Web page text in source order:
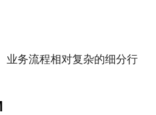
业务流程相对复杂的细分行